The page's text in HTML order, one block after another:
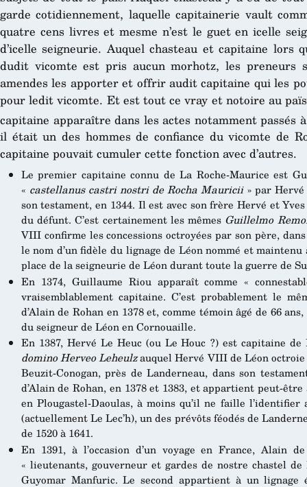
garde cotidiennement, laquelle capitainerie vault
quatre cens livres et mesme n’est le guet en icelle
d’icelle seigneurie. Auquel chasteau et capitaine
dudit vicomte est pris aucun morhotz, les preneurs
amendes les apporter et offrir audit capitaine qui les
pour ledit vicomte. Et est tout ce vray et notoire au
capitaine apparaître dans les actes notamment passés
il était un des hommes de confiance du vicomte de
capitaine pouvait cumuler cette fonction avec d’autres.
Le premier capitaine connu de La Roche-Maurice est
« castellanus castri nostri de Rocha Mauricii» par Hervé
son testament, en 1344. Il est avec son frère Hervé et
du défunt. C’est certainement les mêmes Guillelmo
VIII confirme les concessions octroyées par son père,
le nom d’un fidèle du lignage de Léon nommé et
place de la seigneurie de Léon durant toute la guerre de
En 1374, Guillaume Riou apparaît comme «
vraisemblablement capitaine. C’est probablement le
d’Alain de Rohan en 1378 et, comme témoin âgé de 66
du seigneur de Léon en Cornouaille.
En 1387, Hervé Le Heuc (ou Le Houc ?) est capitaine
domino Herveo Leheulzauquel Hervé VIII de Léon
Beuzit-Conogan, près de Landerneau, dans son
d’Alain de Rohan, en 1378 et 1383, et appartient peut-
en Plougastel-Daoulas, à moins qu’il ne faille
(actuellement Le Lec’h), un des prévôts féodés de
de 1520 à 1641.
En 1391, à l’occasion d’un voyage en France, Alain
« lieutenants, gouverneur et gardes de nostre chastel
Guyomar Manfuric. Le second appartient à un